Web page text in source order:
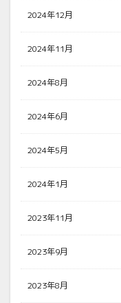
2024年12月
2024年11月
2024年8月
2024年6月
2024年5月
2024年1月
2023年11月
2023年9月
2023年8月